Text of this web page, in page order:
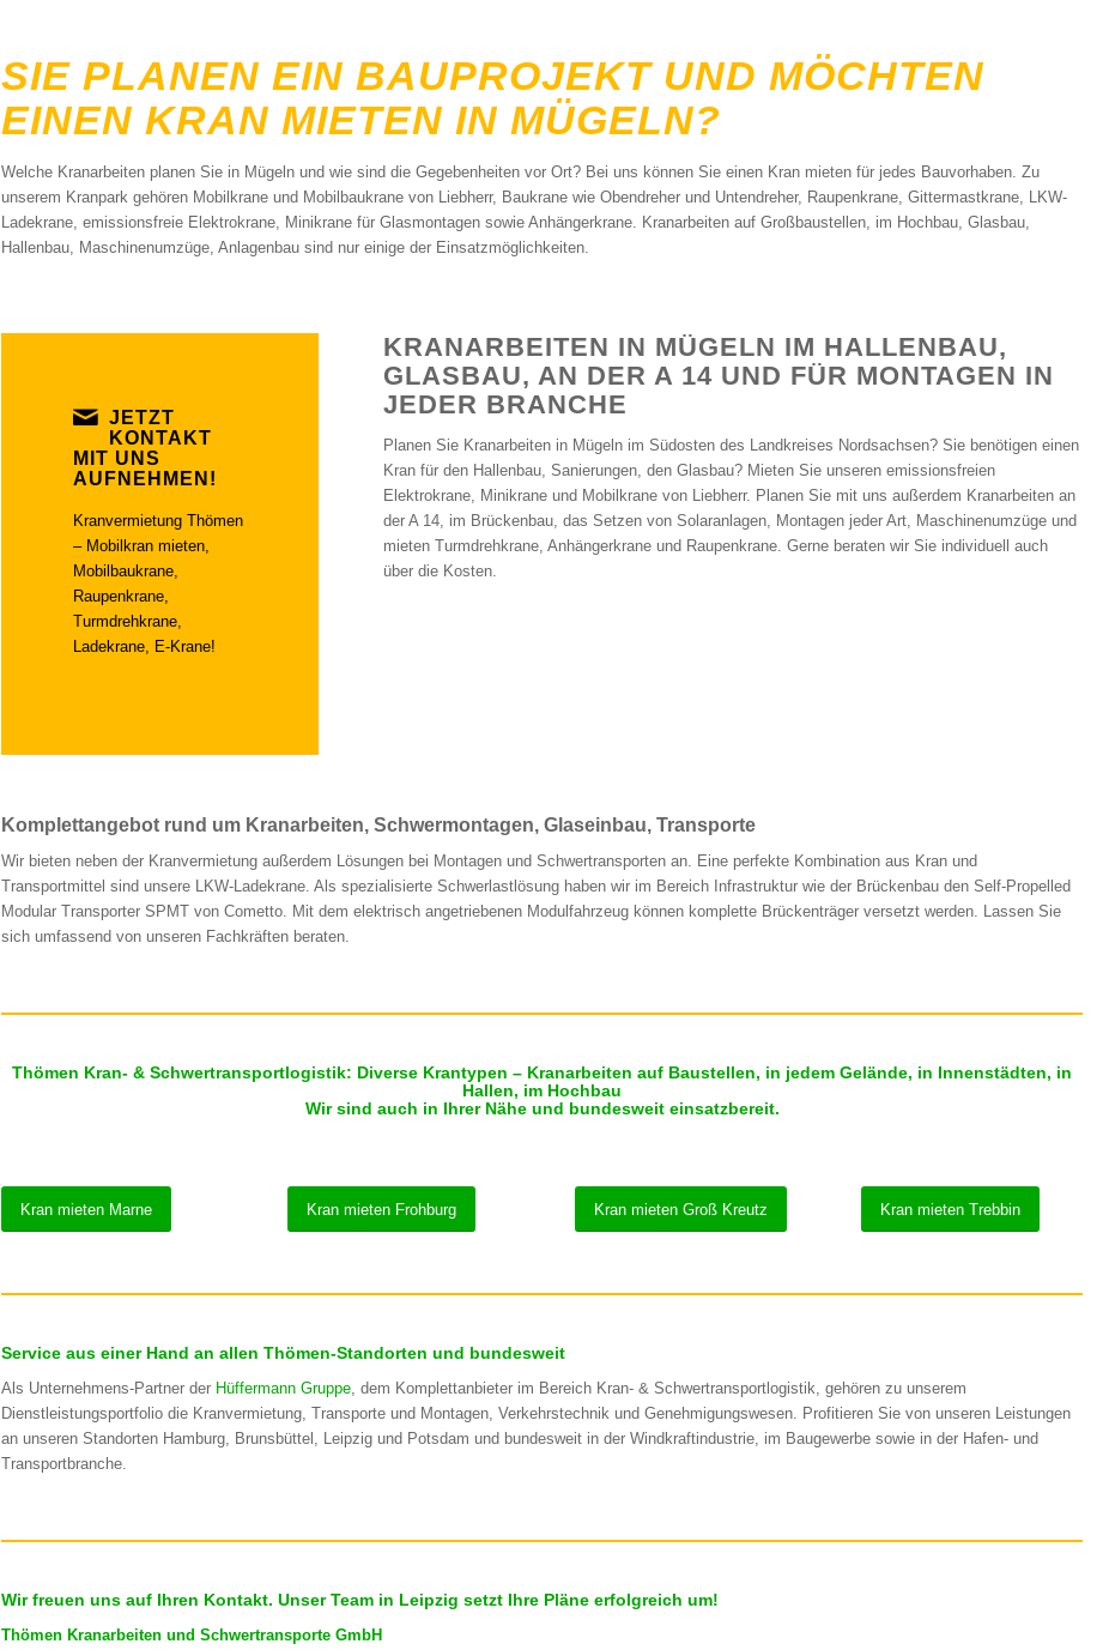
SIE PLANEN EIN BAUPROJEKT UND MÖCHTEN
EINEN KRAN MIETEN IN MÜGELN?
Welche Kranarbeiten planen Sie in Mügeln und wie sind die Gegebenheiten vor Ort? Bei uns können Sie einen Kran mieten für jedes Bauvorhaben. Zu
unserem Kranpark gehören Mobilkrane und Mobilbaukrane von Liebherr, Baukrane wie Obendreher und Untendreher, Raupenkrane, Gittermastkrane, LKW-
Ladekrane, emissionsfreie Elektrokrane, Minikrane für Glasmontagen sowie Anhängerkrane. Kranarbeiten auf Großbaustellen, im Hochbau, Glasbau,
Hallenbau, Maschinenumzüge, Anlagenbau sind nur einige der Einsatzmöglichkeiten.
JETZT
KONTAKT
MIT UNS
AUFNEHMEN!
Kranvermietung Thömen
– Mobilkran mieten,
Mobilbaukrane,
Raupenkrane,
Turmdrehkrane,
Ladekrane, E-Krane!
KRANARBEITEN IN MÜGELN IM HALLENBAU,
GLASBAU, AN DER A 14 UND FÜR MONTAGEN IN
JEDER BRANCHE
Planen Sie Kranarbeiten in Mügeln im Südosten des Landkreises Nordsachsen? Sie benötigen einen
Kran für den Hallenbau, Sanierungen, den Glasbau? Mieten Sie unseren emissionsfreien
Elektrokrane, Minikrane und Mobilkrane von Liebherr. Planen Sie mit uns außerdem Kranarbeiten an
der A 14, im Brückenbau, das Setzen von Solaranlagen, Montagen jeder Art, Maschinenumzüge und
mieten Turmdrehkrane, Anhängerkrane und Raupenkrane. Gerne beraten wir Sie individuell auch
über die Kosten.
Komplettangebot rund um Kranarbeiten, Schwermontagen, Glaseinbau, Transporte
Wir bieten neben der Kranvermietung außerdem Lösungen bei Montagen und Schwertransporten an. Eine perfekte Kombination aus Kran und
Transportmittel sind unsere LKW-Ladekrane. Als spezialisierte Schwerlastlösung haben wir im Bereich Infrastruktur wie der Brückenbau den Self-Propelled
Modular Transporter SPMT von Cometto. Mit dem elektrisch angetriebenen Modulfahrzeug können komplette Brückenträger versetzt werden. Lassen Sie
sich umfassend von unseren Fachkräften beraten.
Thömen Kran- & Schwertransportlogistik: Diverse Krantypen – Kranarbeiten auf Baustellen, in jedem Gelände, in Innenstädten, in
Hallen, im Hochbau
Wir sind auch in Ihrer Nähe und bundesweit einsatzbereit.
Kran mieten Marne Kran mieten Frohburg Kran mieten Groß Kreutz Kran mieten Trebbin
Service aus einer Hand an allen Thömen-Standorten und bundesweit
Als Unternehmens-Partner der Hüffermann Gruppe, dem Komplettanbieter im Bereich Kran- & Schwertransportlogistik, gehören zu unserem
Dienstleistungsportfolio die Kranvermietung, Transporte und Montagen, Verkehrstechnik und Genehmigungswesen. Profitieren Sie von unseren Leistungen
an unseren Standorten Hamburg, Brunsbüttel, Leipzig und Potsdam und bundesweit in der Windkraftindustrie, im Baugewerbe sowie in der Hafen- und
Transportbranche.
Wir freuen uns auf Ihren Kontakt. Unser Team in Leipzig setzt Ihre Pläne erfolgreich um!
Thömen Kranarbeiten und Schwertransporte GmbH